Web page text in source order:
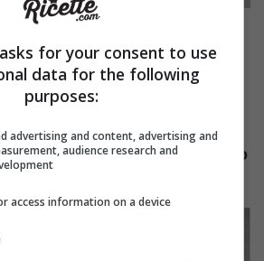
di panna dalle formine e
su un letto di
sciroppo
for your consent to use
data for the following
purposes:
advertising and content, advertising and
audience research and
access information on a device